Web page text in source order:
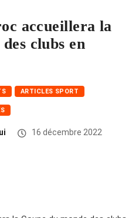
accueillera la
clubs en
ARTICLES SPORT
16 décembre 2022